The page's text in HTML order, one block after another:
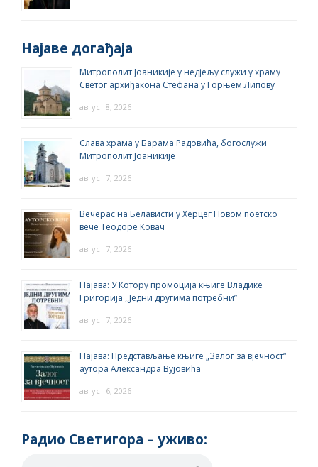
Најаве догађаја
Митрополит Јоаникије у недјељу служи у храму
Светог архиђакона Стефана у Горњем Липову
август 8, 2026
Слава храма у Барама Радовића, богослужи
Митрополит Јоаникије
август 7, 2026
Вечерас на Белависти у Херцег Новом поетско
вече Теодоре Ковач
август 7, 2026
Најава: У Котору промоција књиге Владике
Григорија ,,Једни другима потребни”
август 7, 2026
Најава: Представљање књиге „Залог за вјечност“
аутора Александра Вујовића
август 6, 2026
Радио Светигора – yживо: